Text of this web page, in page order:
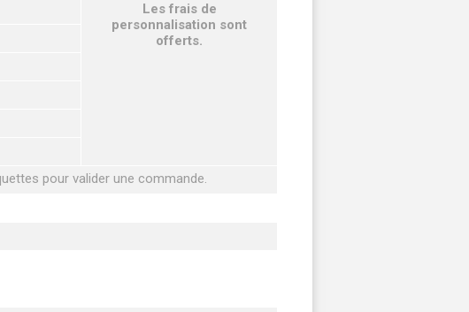
Les frais de
personnalisation sont
offerts.
pour valider une commande.